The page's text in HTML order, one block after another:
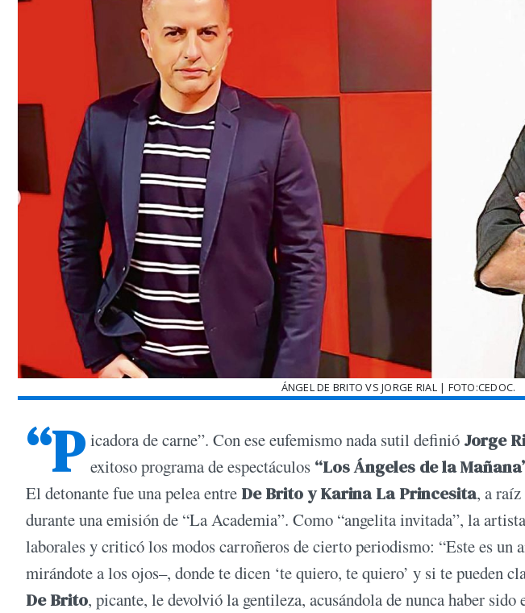
ÁNGEL DE BRITO VS JORGE RIAL | FOTO:CEDOC.
“P icadora de carne”. Con ese eufemismo nada sutil definió Jorge
exitoso programa de espectáculos “Los Ángeles de la
El detonante fue una pelea entre De Brito y Karina La Princesita, a
durante una emisión de “La Academia”. Como “angelita invitada”, la
laborales y criticó los modos carroñeros de cierto periodismo: “Este es un
mirándote a los ojos–, donde te dicen ‘te quiero, te quiero’ y si te pueden
De Brito, picante, le devolvió la gentileza, acusándola de nunca haber